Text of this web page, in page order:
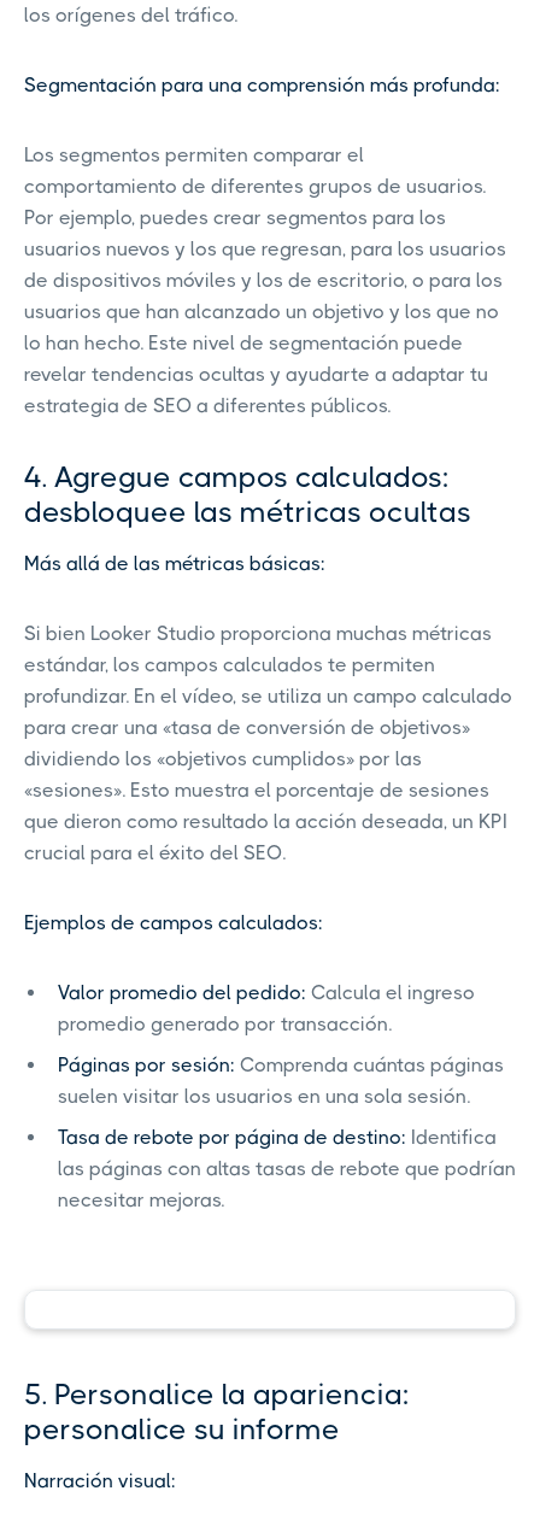
los orígenes del tráfico.
Segmentación para una comprensión más profunda:
Los segmentos permiten comparar el
comportamiento de diferentes grupos de usuarios.
Por ejemplo, puedes crear segmentos para los
usuarios nuevos y los que regresan, para los usuarios
de dispositivos móviles y los de escritorio, o para los
usuarios que han alcanzado un objetivo y los que no
lo han hecho. Este nivel de segmentación puede
revelar tendencias ocultas y ayudarte a adaptar tu
estrategia de SEO a diferentes públicos.
4. Agregue campos calculados:
desbloquee las métricas ocultas
Más allá de las métricas básicas:
Si bien Looker Studio proporciona muchas métricas
estándar, los campos calculados te permiten
profundizar. En el vídeo, se utiliza un campo calculado
para crear una «tasa de conversión de objetivos»
dividiendo los «objetivos cumplidos» por las
«sesiones». Esto muestra el porcentaje de sesiones
que dieron como resultado la acción deseada, un KPI
crucial para el éxito del SEO.
Ejemplos de campos calculados:
Valor promedio del pedido: Calcula el ingreso
promedio generado por transacción.
Páginas por sesión: Comprenda cuántas páginas
suelen visitar los usuarios en una sola sesión.
Tasa de rebote por página de destino: Identifica
las páginas con altas tasas de rebote que podrían
necesitar mejoras.
5. Personalice la apariencia:
personalice su informe
Narración visual: